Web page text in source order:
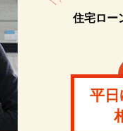
住宅ロー
平